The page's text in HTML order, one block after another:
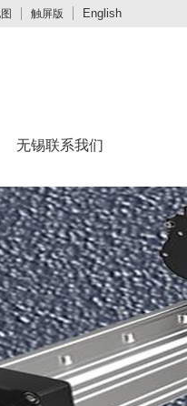
触屏版 English
无锡联系我们